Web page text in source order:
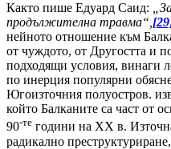
Както пише Едуард Саид:
продължителна травма“,
нейното отношение към
от чуждото, от Другостта и
подходящи условия, винаги
по инерция популярни
Югоизточния полуостров.
който Балканите са част от
90-те години на ХХ в.
радикално